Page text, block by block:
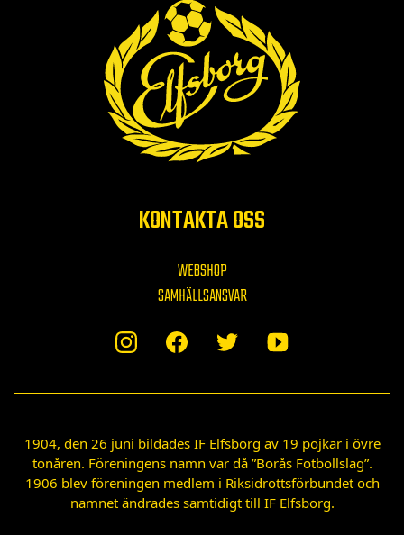
KONTAKTA OSS
WEBSHOP
SAMHÄLLSANSVAR
1904, den 26 juni bildades IF Elfsborg av 19 pojkar i övre
tonåren. Föreningens namn var då ”Borås Fotbollslag”.
1906 blev föreningen medlem i Riksidrottsförbundet och
namnet ändrades samtidigt till IF Elfsborg.